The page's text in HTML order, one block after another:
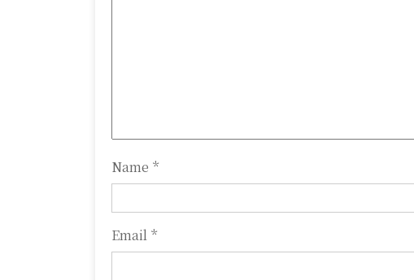
i
o
n
Name *
Email *